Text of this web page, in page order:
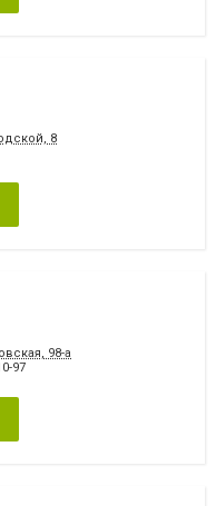
8
98-а
97